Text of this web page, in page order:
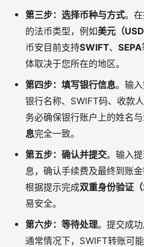
第三步：选择币种与方式。
的法币类型，例如美元（USD
币安目前支持SWIFT、 SEPA
体取决于您所在的地区。
第四步：填写银行信息。输
银行名称、SWIFT码、收款
务必确保银行账户上的姓名
息完全一致。
第五步：确认并提交。输入
息，确认手续费及最终到账
根据提示完成双重身份验证（
易安全。
第六步：等待处理。提交成功
通常情况下，SWIFT转账可